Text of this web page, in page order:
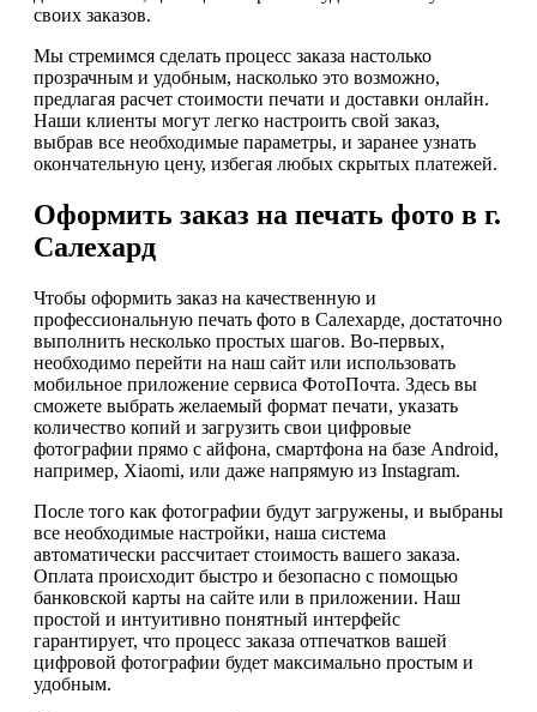
своих заказов.
Мы стремимся сделать процесс заказа настолько
прозрачным и удобным, насколько это возможно,
предлагая расчет стоимости печати и доставки онлайн.
Наши клиенты могут легко настроить свой заказ,
выбрав все необходимые параметры, и заранее узнать
окончательную цену, избегая любых скрытых платежей.
Оформить заказ на печать фото в г.
Салехард
Чтобы оформить заказ на качественную и
профессиональную печать фото в Салехарде, достаточно
выполнить несколько простых шагов. Во-первых,
необходимо перейти на наш сайт или использовать
мобильное приложение сервиса ФотоПочта. Здесь вы
сможете выбрать желаемый формат печати, указать
количество копий и загрузить свои цифровые
фотографии прямо с айфона, смартфона на базе Android,
например, Xiaomi, или даже напрямую из Instagram.
После того как фотографии будут загружены, и выбраны
все необходимые настройки, наша система
автоматически рассчитает стоимость вашего заказа.
Оплата происходит быстро и безопасно с помощью
банковской карты на сайте или в приложении. Наш
простой и интуитивно понятный интерфейс
гарантирует, что процесс заказа отпечатков вашей
цифровой фотографии будет максимально простым и
удобным.